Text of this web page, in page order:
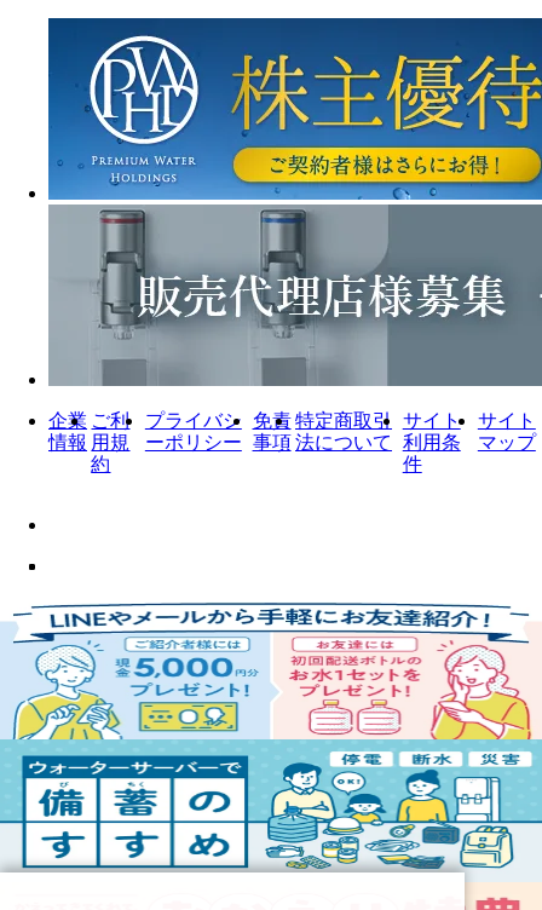
企業
情報
ご利
用規
約
プライバシ
ーポリシー
免責
事項
特定商取引
法について
サイト
利用条
件
サイト
マップ